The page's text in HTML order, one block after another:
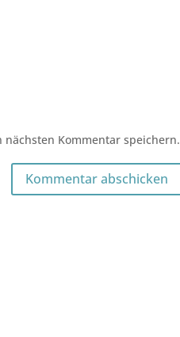
Kommentar speichern.
Kommentar abschicken